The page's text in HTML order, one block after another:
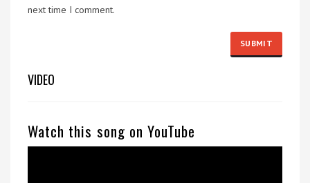
next time I comment.
VIDEO
Watch this song on YouTube